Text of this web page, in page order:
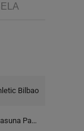
Bilbao
Osasuna Pampeluna